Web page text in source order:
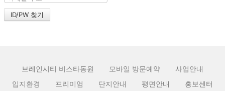
브레인시티 비스타동원 모바일 방문예약
사업안내
입지환경
프리미엄 단지안내 평면안내 홍보센터